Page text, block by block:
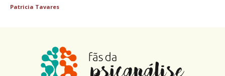
Patricia Tavares